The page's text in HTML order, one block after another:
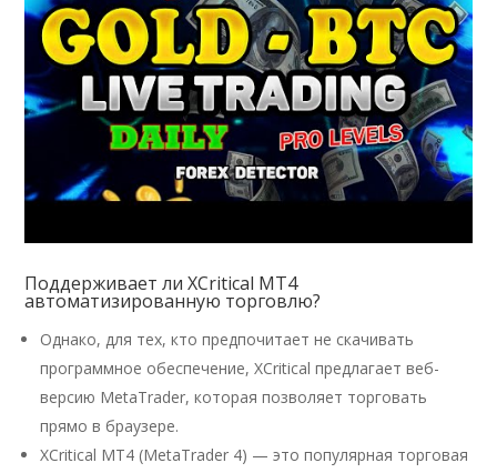
Поддерживает ли XCritical MT4
автоматизированную торговлю?
Однако, для тех, кто предпочитает не скачивать
программное обеспечение, XCritical предлагает веб-
версию MetaTrader, которая позволяет торговать
прямо в браузере.
XCritical MT4 (MetaTrader 4) — это популярная торговая